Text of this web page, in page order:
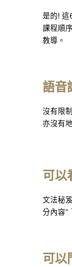
是的! 這
課程順
教導。
語音
沒有限
亦沒有
可以
文法秘
分內容”
可以